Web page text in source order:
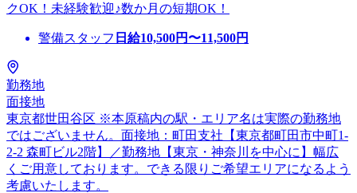
クOK！未経験歓迎♪数か月の短期OK！
警備スタッフ 日給10,500円〜11,500円
勤務地
面接地
東京都世田谷区 ※本原稿内の駅・エリア名は実際の勤務地
ではございません。面接地：町田支社【東京都町田市中町1-
2-2 森町ビル2階】／勤務地【東京・神奈川を中心に】幅広
くご用意しております。できる限りご希望エリアになるよう
考慮いたします。